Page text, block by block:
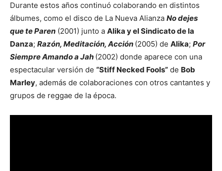
Durante estos años continuó colaborando en distintos
álbumes, como el disco de La Nueva Alianza No dejes
que te Paren (2001) junto a Alika y el Sindicato de la
Danza; Razón, Meditación, Acción (2005) de Alika; Por
Siempre Amando a Jah (2002) donde aparece con una
espectacular versión de “Stiff Necked Fools” de Bob
Marley, además de colaboraciones con otros cantantes y
grupos de reggae de la época.